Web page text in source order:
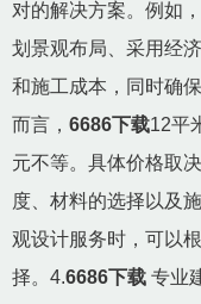
对的解决方案。例如
划景观布局、采用经
和施工成本，同时确
而言， 6686下载12平
元不等。具体价格取
度、材料的选择以及
观设计服务时，可以
择。4.6686下载 专业